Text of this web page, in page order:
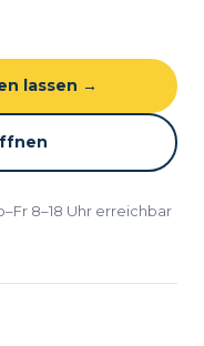
lassen →
8–18 Uhr erreichbar